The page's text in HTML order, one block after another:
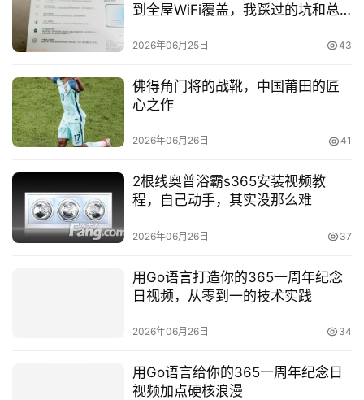
到全屋WiFi覆盖，我踩过的坑和总
2026年06月25日 43
佛得角门将的战靴，中国莆田的匠
心之作
2026年06月26日 41
2根线奥普浴霸s365安装视频教
程，自己动手，其实没那么难
2026年06月26日 37
用Go语言打造你的365一周年纪念
日视频，从零到一的技术实践
2026年06月26日 34
用Go语言给你的365一周年纪念日
视频加点硬核浪漫